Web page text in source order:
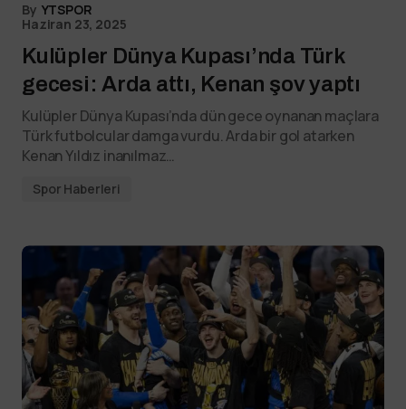
By YTSPOR
Haziran 23, 2025
Kulüpler Dünya Kupası’nda Türk
gecesi: Arda attı, Kenan şov yaptı
Kulüpler Dünya Kupası’nda dün gece oynanan maçlara
Türk futbolcular damga vurdu. Arda bir gol atarken
Kenan Yıldız inanılmaz…
Spor Haberleri